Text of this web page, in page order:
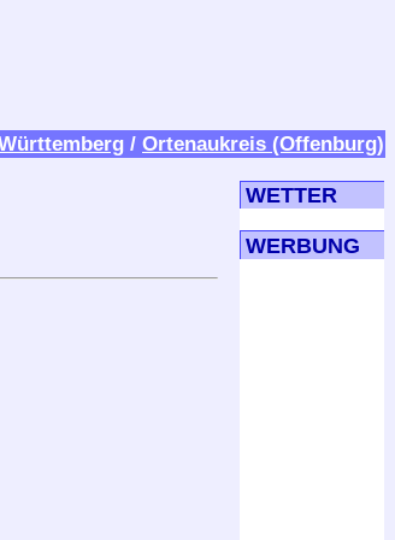
/ Ortenaukreis (Offenburg)
WETTER
WERBUNG